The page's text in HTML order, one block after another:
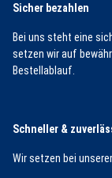
Sicher bezahlen
Bei uns steht eine
setzen wir auf
Bestellablauf.
Schneller &
Wir setzen bei